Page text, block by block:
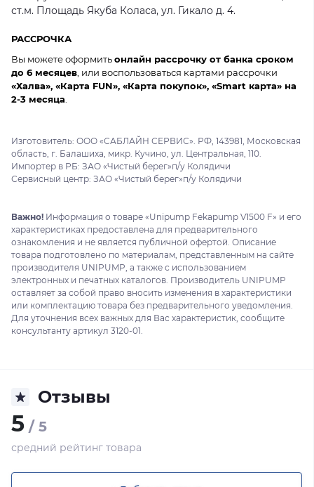
ст.м. Площадь Якуба Коласа, ул. Гикало д. 4.
РАССРОЧКА
Вы можете оформитьонлайн рассрочку от банка сроком
до 6 месяцев , или воспользоваться картами рассрочки
«Халва», «Карта FUN», «Карта покупок», «Smart карта» на
2-3 месяца
Изготовитель: ООО «САБЛАЙН СЕРВИС». РФ, 143981, Московская
область, г. Балашиха, микр. Кучино, ул. Центральная, 110.
Импортер в РБ: ЗАО «Чистый берег»п/у Колядичи
Сервисный центр: ЗАО «Чистый берег»п/у Колядичи
Важно! Информация о товаре «Unipump Fekapump V1500 F» и его
характеристиках предоставлена для предварительного
ознакомления и не является публичной офертой. Описание
товара подготовлено по материалам, представленным на сайте
производителя UNIPUMP, а также с использованием
электронных и печатных каталогов. Производитель UNIPUMP
оставляет за собой право вносить изменения в характеристики
или комплектацию товара без предварительного уведомления.
Для уточнения всех важных для Вас характеристик, сообщите
консультанту артикул 3120-01.
Отзывы
5 / 5
средний рейтинг товара